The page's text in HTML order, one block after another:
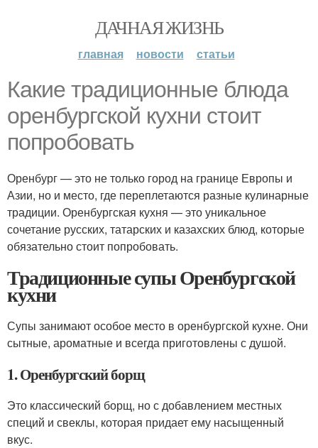
ДАЧНАЯ ЖИЗНЬ
главная новости статьи
Какие традиционные блюда
оренбургской кухни стоит
попробовать
Оренбург — это не только город на границе Европы и
Азии, но и место, где переплетаются разные кулинарные
традиции. Оренбургская кухня — это уникальное
сочетание русских, татарских и казахских блюд, которые
обязательно стоит попробовать.
Традиционные супы Оренбургской
кухни
Супы занимают особое место в оренбургской кухне. Они
сытные, ароматные и всегда приготовлены с душой.
1. Оренбургский борщ
Это классический борщ, но с добавлением местных
специй и свеклы, которая придает ему насыщенный
вкус.